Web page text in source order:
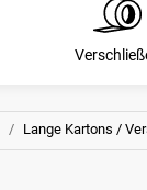
Lange Kartons /